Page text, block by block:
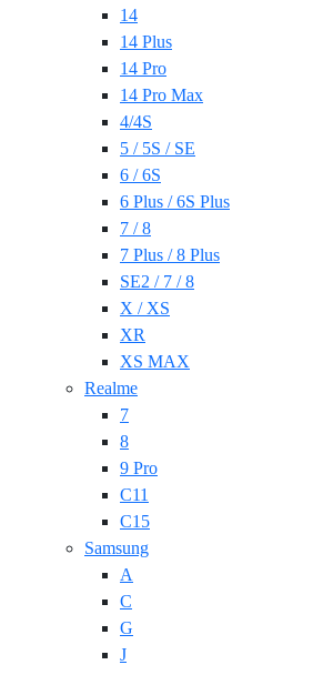
14
14 Plus
14 Pro
14 Pro Max
4/4S
5 / 5S / SE
6 / 6S
6 Plus / 6S Plus
7 / 8
7 Plus / 8 Plus
SE2 / 7 / 8
X / XS
XR
XS MAX
Realme
7
8
9 Pro
C11
C15
Samsung
A
C
G
J